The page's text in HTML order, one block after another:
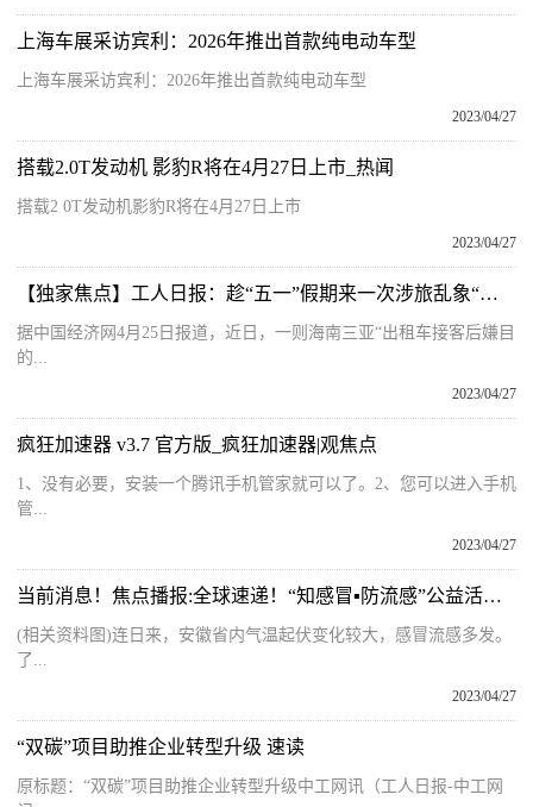
上海车展采访宾利：2026年推出首款纯电动车型
上海车展采访宾利：2026年推出首款纯电动车型
2023/04/27
搭载2.0T发动机 影豹R将在4月27日上市_热闻
搭载2 0T发动机影豹R将在4月27日上市
2023/04/27
【独家焦点】工人日报：趁“五一”假期来一次涉旅乱象“大扫除”
据中国经济网4月25日报道，近日，一则海南三亚“出租车接客后嫌目
的...
2023/04/27
疯狂加速器 v3.7 官方版_疯狂加速器|观焦点
1、没有必要，安装一个腾讯手机管家就可以了。2、您可以进入手机
管...
2023/04/27
当前消息！焦点播报:全球速递！“知感冒▪防流感”公益活动走进合肥百姓缘|焦点关注-环球短讯
(相关资料图)连日来，安徽省内气温起伏变化较大，感冒流感多发。
了...
2023/04/27
“双碳”项目助推企业转型升级 速读
原标题：“双碳”项目助推企业转型升级中工网讯（工人日报-中工网